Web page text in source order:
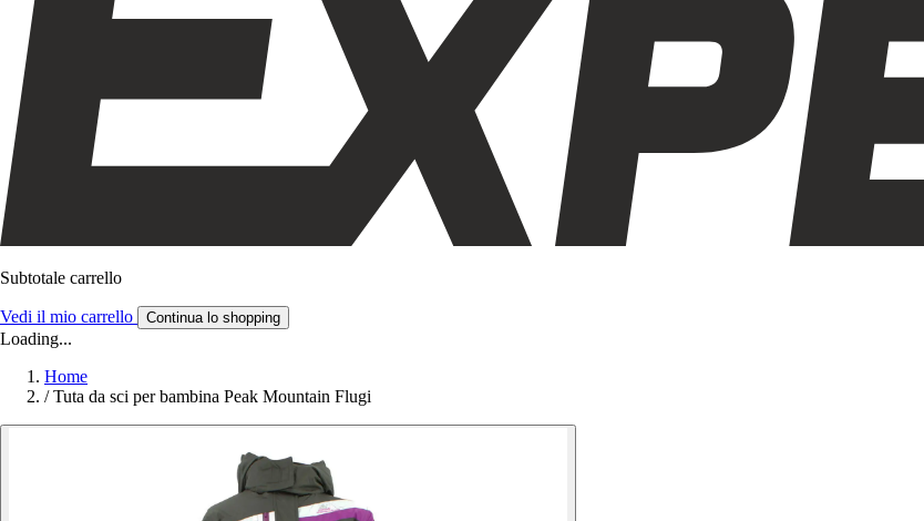
Subtotale carrello
Vedi il mio carrello Continua lo shopping
Loading...
Home
/ Tuta da sci per bambina Peak Mountain Flugi